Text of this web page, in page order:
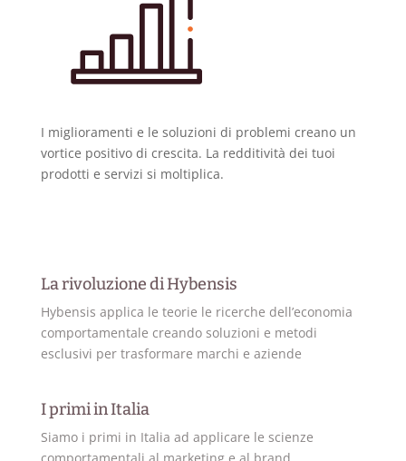
I miglioramenti e le soluzioni di problemi creano un
vortice positivo di crescita. La redditività dei tuoi
prodotti e servizi si moltiplica.
La rivoluzione di Hybensis
Hybensis applica le teorie le ricerche dell’economia
comportamentale creando soluzioni e metodi
esclusivi per trasformare marchi e aziende
I primi in Italia
Siamo i primi in Italia ad applicare le scienze